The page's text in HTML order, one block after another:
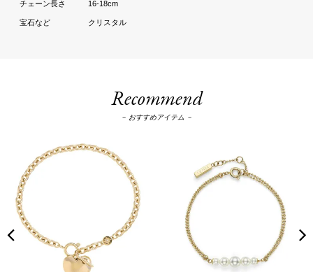
16-18cm
クリスタル
Recommend
－ おすすめアイテム －